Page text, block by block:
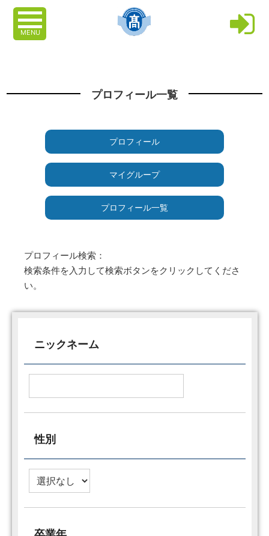
MENU
プロフィール一覧
プロフィール
マイグループ
プロフィール一覧
プロフィール検索：
検索条件を入力して検索ボタンをクリックしてくださ
い。
ニックネーム
性別